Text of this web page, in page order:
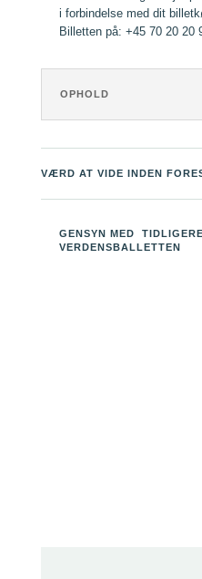
i forbindelse med dit
Billetten på: +45 70 20 20
OPHOLD
VÆRD AT VIDE INDEN
GENSYN MED
VERDENSBALLETTEN